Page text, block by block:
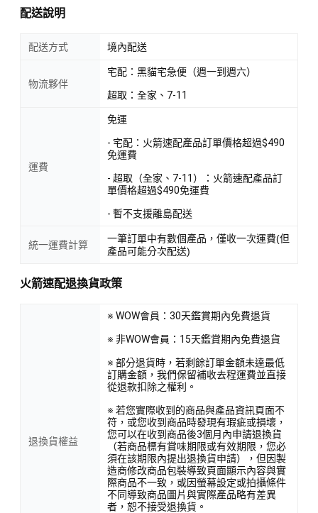
配送說明
配送方式 境內配送
物流夥伴
宅配：黑貓宅急便（週一到週六）
超取：全家、7-11
運費
免運
- 宅配：火箭速配產品訂單價格超過$490
免運費
- 超取（全家、7-11）：火箭速配產品訂
單價格超過$490免運費
- 暫不支援離島配送
統一運費計算
一筆訂單中有數個產品，僅收一次運費(但
產品可能分次配送)
火箭速配退換貨政策
退換貨權益
※ WOW會員：30天鑑賞期內免費退貨
※ 非WOW會員：15天鑑賞期內免費退貨
※ 部分退貨時，若剩餘訂單金額未達最低
訂購金額，我們保留補收去程運費並直接
從退款扣除之權利。
※ 若您實際收到的商品與產品資訊頁面不
符，或您收到商品時發現有瑕疵或損壞，
您可以在收到商品後3個月內申請退換貨
（若商品標有賞味期限或有效期限，您必
須在該期限內提出退換貨申請），但因製
造商修改商品包裝導致頁面顯示內容與實
際商品不一致，或因螢幕設定或拍攝條件
不同導致商品圖片與實際產品略有差異
者，恕不接受退換貨。